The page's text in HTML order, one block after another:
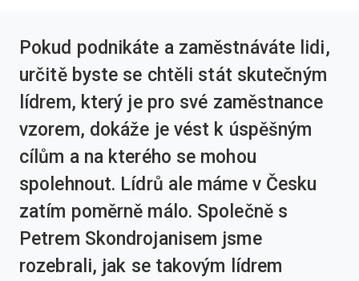
Pokud podnikáte a zaměstnáváte lidi,
určitě byste se chtěli stát skutečným
lídrem, který je pro své zaměstnance
vzorem, dokáže je vést k úspěšným
cílům a na kterého se mohou
spolehnout. Lídrů ale máme v Česku
zatím poměrně málo. Společně s
Petrem Skondrojanisem jsme
rozebrali, jak se takovým lídrem